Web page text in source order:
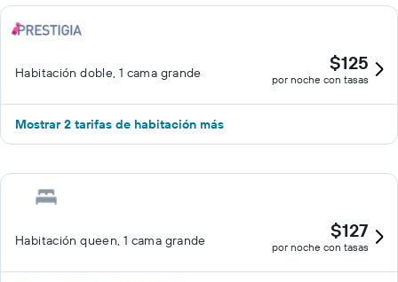
Habitación doble, 1 cama grande $125
por noche con tasas
Mostrar 2 tarifas de habitación más
Habitación queen, 1 cama grande $127
por noche con tasas